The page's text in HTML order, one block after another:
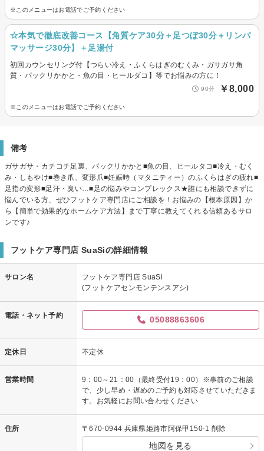
※このメニューはお電話でご予約ください
☆本気で徹底改善コース【角質ケア30分＋足つぼ30分＋リンパ
マッサージ30分】＋足湯付
初回カウンセリング付【つらい冷え・ふくらはぎのむくみ・ガサガサ角
質・パックリかかと・魚の目・ヒールダコ】等でお悩みの方に！
90分 ￥8,000
※このメニューはお電話でご予約ください
備考
ガサガサ・カチコチ足裏、パックリかかと■魚の目、ヒールタコ■冷え・むく
み・しもやけ■巻き爪、変形爪■妊娠時（マタニティー）のふくらはぎの疲れ■
足指の変形■足汗・臭い…■足の悩みやコンプレックス★誰にも相談できずに
悩んでいる方、ぜひフットケア専門店にご相談を！お悩みの【根本原因】か
ら【簡単で効果的なホームケア方法】まで丁寧に教えてくれる信頼あるサロ
ンです♪
フットケア専門店 SuaSiの詳細情報
サロン名
フットケア専門店 SuaSi
(フットケアセンモンテンスアシ)
電話・ネット予約 05088863606
定休日 不定休
営業時間
9：00～21：00（最終受付19：00）※事前のご相談
で、少し早め・遅めのご予約も対応させていただきま
す。お気軽にお問い合わせください
住所 〒670-0944 兵庫県姫路市阿保甲150-1 削除
地図を見る